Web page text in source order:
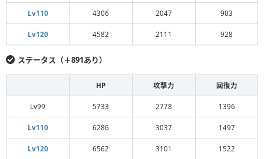
Lv110 4306 2047 903
Lv120 4582 2111 928
ステータス（＋891あり）
HP 攻撃力 回復力
Lv99 5733 2778 1396
Lv110 6286 3037 1497
Lv120 6562 3101 1522